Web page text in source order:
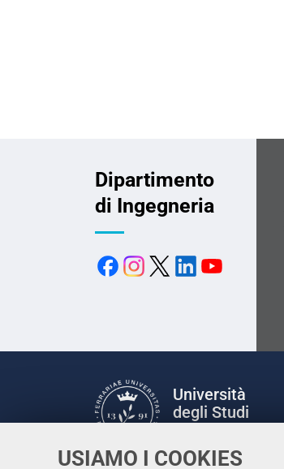
USIAMO I COOKIES
Dipartimento
di Ingegneria
Università
degli Studi